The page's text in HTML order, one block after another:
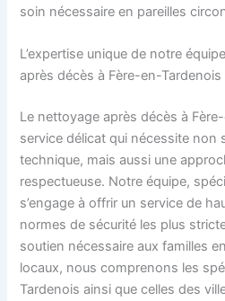
soin nécessaire en pareilles
L’expertise unique de notre
après décès à Fère-en-Tardenois
Le nettoyage après décès à
service délicat qui nécessite non
technique, mais aussi une
respectueuse. Notre équipe,
s’engage à offrir un service de
normes de sécurité les plus
soutien nécessaire aux familles
locaux, nous comprenons les
Tardenois ainsi que celles des